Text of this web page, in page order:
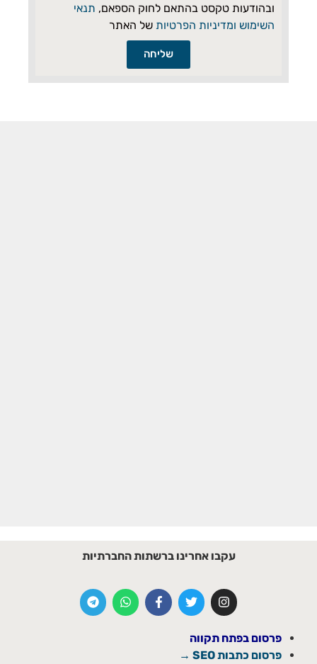
ובהודעות טקסט בהתאם לחוק הספאם, תנאי
השימוש ומדיניות הפרטיות של האתר
שליחה
עקבו אחרינו ברשתות החברתיות
פרסום בפתח תקווה
פרסום כתבות SEO →